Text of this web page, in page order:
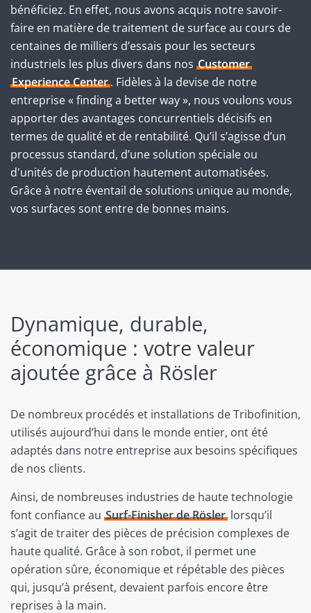
bénéficiez. En effet, nous avons acquis notre savoir-
faire en matière de traitement de surface au cours de
centaines de milliers d’essais pour les secteurs
industriels les plus divers dans nos Customer
Experience Center. Fidèles à la devise de notre
entreprise « finding a better way », nous voulons vous
apporter des avantages concurrentiels décisifs en
termes de qualité et de rentabilité. Qu’il s’agisse d’un
processus standard, d’une solution spéciale ou
d'unités de production hautement automatisées.
Grâce à notre éventail de solutions unique au monde,
vos surfaces sont entre de bonnes mains.
Dynamique, durable,
économique : votre valeur
ajoutée grâce à Rösler
De nombreux procédés et installations de Tribofinition,
utilisés aujourd’hui dans le monde entier, ont été
adaptés dans notre entreprise aux besoins spécifiques
de nos clients.
Ainsi, de nombreuses industries de haute technologie
font confiance au Surf-Finisher de Röslerlorsqu’il
s’agit de traiter des pièces de précision complexes de
haute qualité. Grâce à son robot, il permet une
opération sûre, économique et répétable des pièces
qui, jusqu’à présent, devaient parfois encore être
reprises à la main.